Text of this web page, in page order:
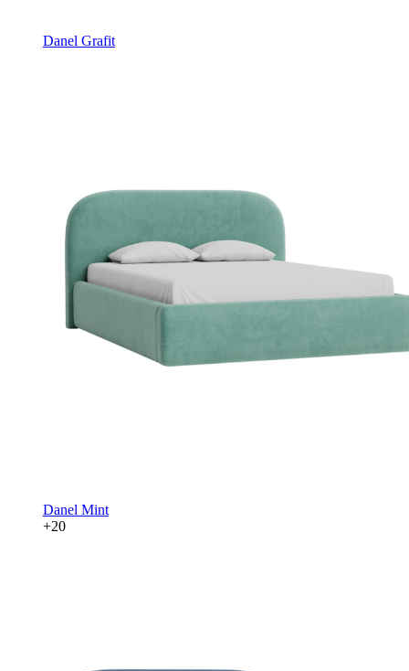
Danel Grafit
Danel Mint
+20